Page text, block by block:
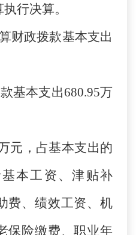
行决算。
财政拨款基本支出
基本支出680.95万
元，占基本支出的
本工资、津贴补
费、绩效工资、机
保险缴费、职业年